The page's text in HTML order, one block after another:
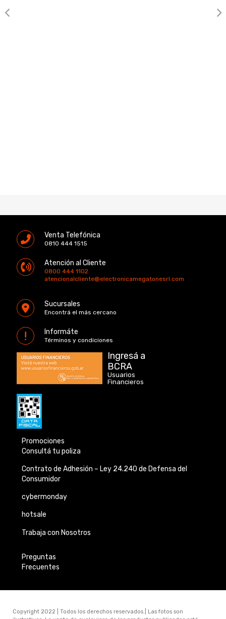
Venta Telefónica
0810 444 1515
Atención al Cliente
0800 444 1102
atencionalcliente@electronicamegatonesrl.com
Sucursales
Encontrá el más cercano
Informáte
Términos y condiciones
Ingresá a
BCRA
Usuarios
Financieros
Promociones
Consultá tu poliza
Contrato de Adhesión – Ley 24.240 de Defensa del
Consumidor
cybermonday
hotsale
Trabaja con Nosotros
Preguntas
Frecuentes
Copyright 2022 | Todos los derechos reservados.| Las fotos son